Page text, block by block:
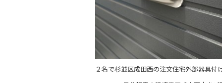
２名で杉並区成田西の注文住宅外部器具付